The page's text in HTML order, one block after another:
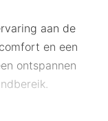
aan de
en een
ontspannen